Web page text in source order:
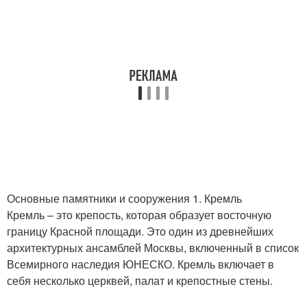
Основные памятники и сооружения 1. Кремль
Кремль – это крепость, которая образует восточную
границу Красной площади. Это один из древнейших
архитектурных ансамблей Москвы, включенный в список
Всемирного наследия ЮНЕСКО. Кремль включает в
себя несколько церквей, палат и крепостные стены.